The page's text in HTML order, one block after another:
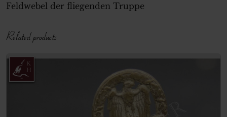
Feldwebel der fliegenden Truppe
Related products